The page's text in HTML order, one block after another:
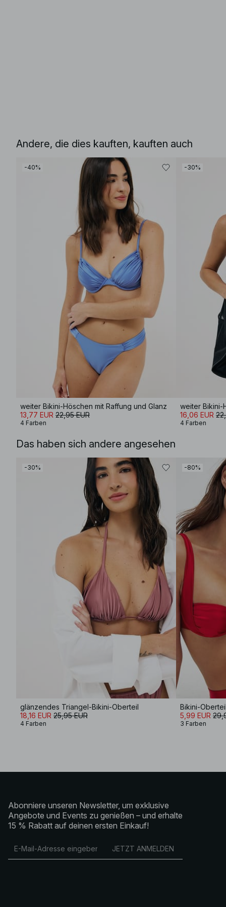
Andere, die dies kauften, kauften auch
-40%
weiter Bikini-Höschen mit Raffung und Glanz
13,77 EUR 22,95 EUR
4 Farben
-30%
weiter Bikini-
16,06 EUR
4 Farben
Das haben sich andere angesehen
-30%
glänzendes Triangel-Bikini-Oberteil
18,16 EUR 25,95 EUR
4 Farben
-80%
Bikini-
5,99 EUR
3 Farben
Abonniere unseren Newsletter, um exklusive
Angebote und Events zu genießen – und erhalte
15 % Rabatt auf deinen ersten Einkauf!
JETZT ANMELDEN